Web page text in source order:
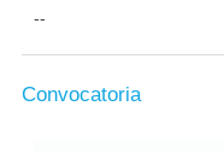
--
Convocatoria